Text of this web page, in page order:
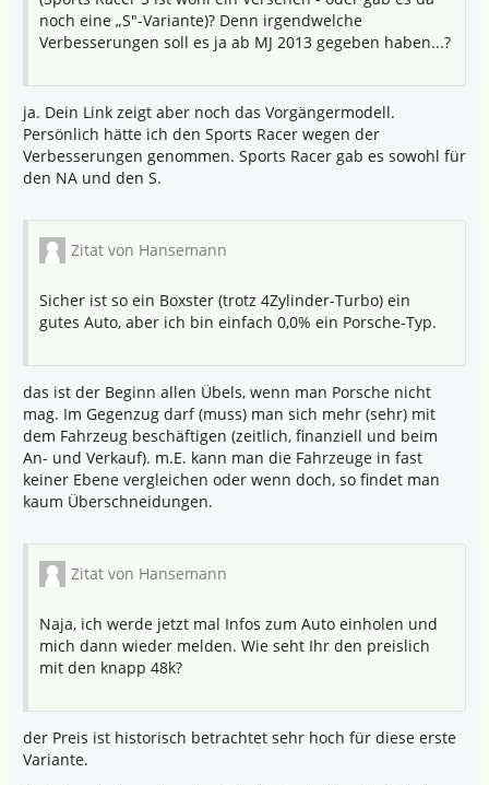
noch eine „S"-Variante)? Denn irgendwelche
Verbesserungen soll es ja ab MJ 2013 gegeben haben...?
ja. Dein Link zeigt aber noch das Vorgängermodell.
Persönlich hätte ich den Sports Racer wegen der
Verbesserungen genommen. Sports Racer gab es sowohl für
den NA und den S.
Zitat von Hansemann
Sicher ist so ein Boxster (trotz 4Zylinder-Turbo) ein
gutes Auto, aber ich bin einfach 0,0% ein Porsche-Typ.
das ist der Beginn allen Übels, wenn man Porsche nicht
mag. Im Gegenzug darf (muss) man sich mehr (sehr) mit
dem Fahrzeug beschäftigen (zeitlich, finanziell und beim
An- und Verkauf). m.E. kann man die Fahrzeuge in fast
keiner Ebene vergleichen oder wenn doch, so findet man
kaum Überschneidungen.
Zitat von Hansemann
Naja, ich werde jetzt mal Infos zum Auto einholen und
mich dann wieder melden. Wie seht Ihr den preislich
mit den knapp 48k?
der Preis ist historisch betrachtet sehr hoch für diese erste
Variante.